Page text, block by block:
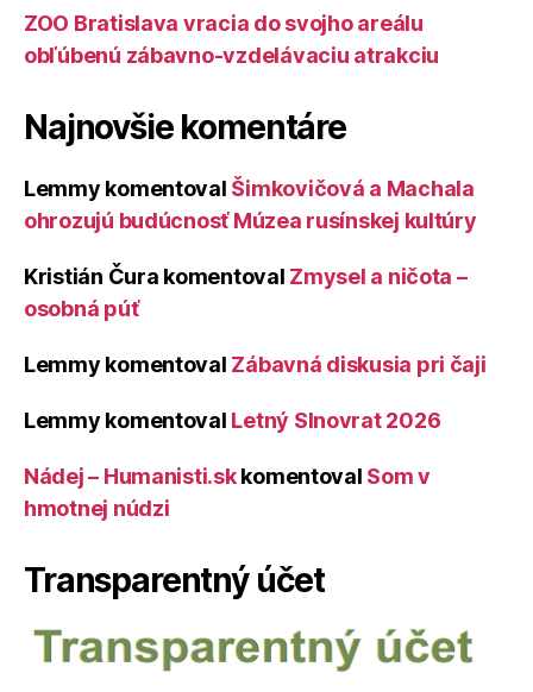
ZOO Bratislava vracia do svojho areálu
obľúbenú zábavno-vzdelávaciu atrakciu
Najnovšie komentáre
Lemmy komentoval Šimkovičová a Machala
ohrozujú budúcnosť Múzea rusínskej kultúry
Kristián Čura komentoval Zmysel a ničota –
osobná púť
Lemmy komentoval Zábavná diskusia pri čaji
Lemmy komentoval Letný Slnovrat 2026
Nádej – Humanisti.skkomentoval Som v
hmotnej núdzi
Transparentný účet